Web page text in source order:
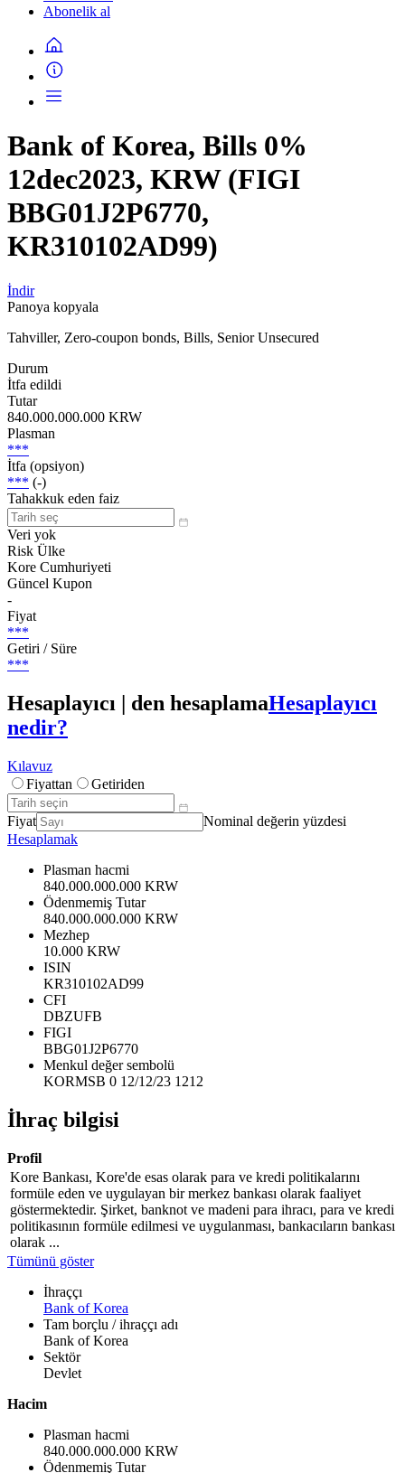
Abonelik al
Bank of Korea, Bills 0%
12dec2023, KRW (FIGI
BBG01J2P6770,
KR310102AD99)
İndir
Panoya kopyala
Tahviller, Zero-coupon bonds, Bills, Senior Unsecured
Durum
İtfa edildi
Tutar
840.000.000.000 KRW
Plasman
***
İtfa (opsiyon)
*** (-)
Tahakkuk eden faiz
Veri yok
Risk Ülke
Kore Cumhuriyeti
Güncel Kupon
-
Fiyat
***
Getiri / Süre
***
Hesaplayıcı | den hesaplamaHesaplayıcı
nedir?
Kılavuz
Fiyattan
Getiriden
Fiyat
Nominal değerin yüzdesi
Hesaplamak
Plasman hacmi
840.000.000.000 KRW
Ödenmemiş Tutar
840.000.000.000 KRW
Mezhep
10.000 KRW
ISIN
KR310102AD99
CFI
DBZUFB
FIGI
BBG01J2P6770
Menkul değer sembolü
KORMSB 0 12/12/23 1212
İhraç bilgisi
Profil
Kore Bankası, Kore'de esas olarak para ve kredi politikalarını
formüle eden ve uygulayan bir merkez bankası olarak faaliyet
göstermektedir. Şirket, banknot ve madeni para ihracı, para ve kredi
politikasının formüle edilmesi ve uygulanması, bankacıların bankası
olarak ...
Tümünü göster
İhraççı
Bank of Korea
Tam borçlu / ihraççı adı
Bank of Korea
Sektör
Devlet
Hacim
Plasman hacmi
840.000.000.000 KRW
Ödenmemiş Tutar